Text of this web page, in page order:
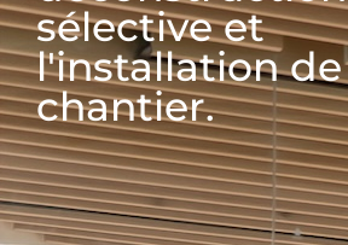
sélective et
l'installation de
chantier.